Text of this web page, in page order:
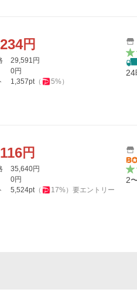
円
29,591 円
0円
1,357pt（ 5%）
円
35,640円
0円
5,524pt（ 17%） 要エントリー
2